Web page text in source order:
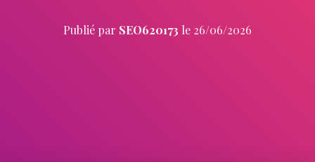
Publié par SEO620173 le 26/06/2026